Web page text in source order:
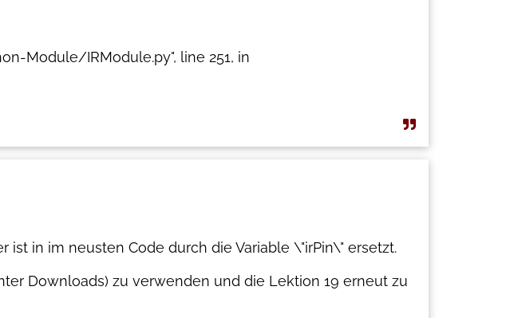
Module/IRModule.py", line 251, in
ist in im neusten Code durch die Variable \"irPin\" ersetzt.
Downloads) zu verwenden und die Lektion 19 erneut zu